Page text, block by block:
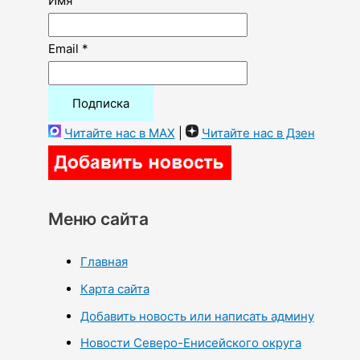
Email *
Читайте нас в MAX Читайте нас в Дзен
Меню сайта
Главная
Карта сайта
Добавить новость или написать админу
Новости Северо-Енисейского округа